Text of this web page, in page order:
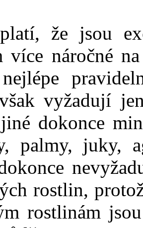
že jsou
více náročné
nejlépe
vyžadují
dokonce
palmy, juky,
rostlin,
rostlinám